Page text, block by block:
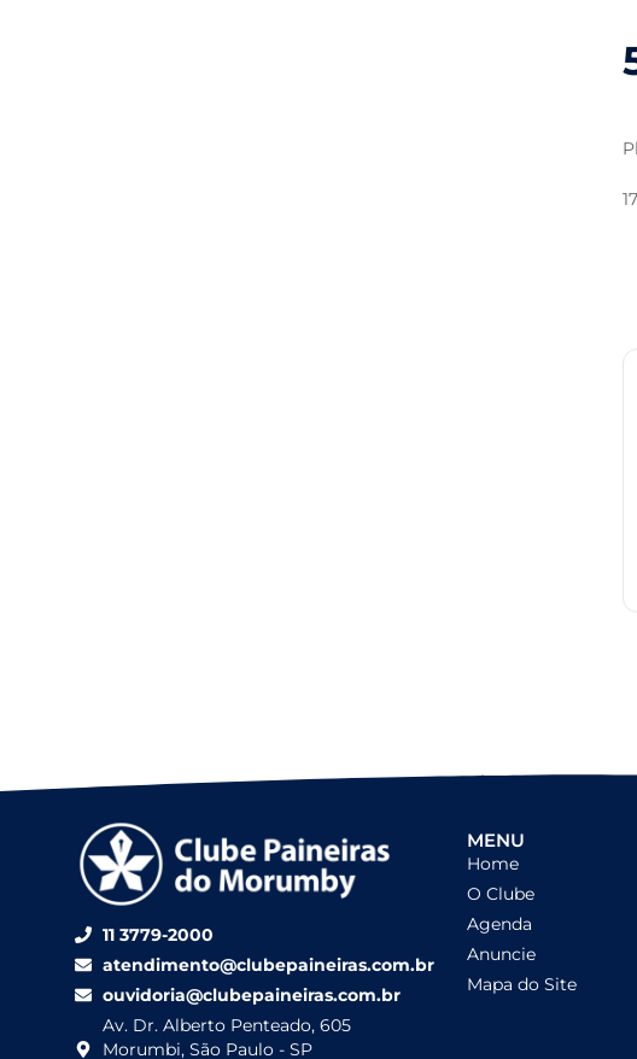
11 3779-2000
atendimento@clubepaineiras.com.br
ouvidoria@clubepaineiras.com.br
Av. Dr. Alberto Penteado, 605
Morumbi, São Paulo - SP
MENU
Home
O Clube
Agenda
Anuncie
Mapa do Site